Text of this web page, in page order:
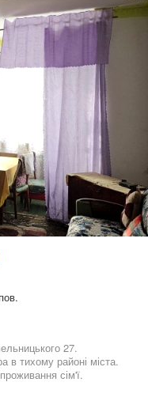
27.
в тихому районі міста.
сім'ї.